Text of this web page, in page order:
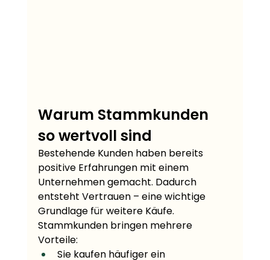
Warum Stammkunden
so wertvoll sind
Bestehende Kunden haben bereits
positive Erfahrungen mit einem
Unternehmen gemacht. Dadurch
entsteht Vertrauen – eine wichtige
Grundlage für weitere Käufe.
Stammkunden bringen mehrere
Vorteile:
Sie kaufen häufiger ein